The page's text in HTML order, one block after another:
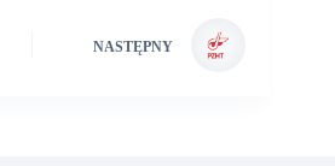
NASTĘPNY